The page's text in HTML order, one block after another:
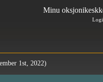
Minu
Logi
1st, 2022)